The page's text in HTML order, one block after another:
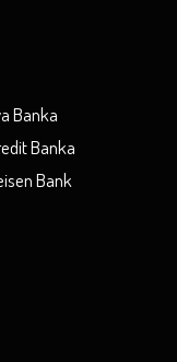
Banka
Banka
Bank